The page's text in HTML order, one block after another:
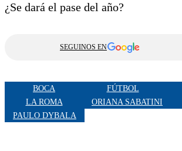
¿Se dará el pase del año?
SEGUINOS EN
BOCA FÚTBOL
LA ROMA
ORIANA SABATINI
PAULO DYBALA